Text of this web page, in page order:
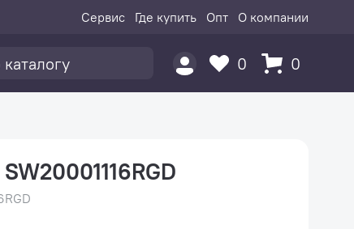
Сервис Где купить Опт О компании
0 0